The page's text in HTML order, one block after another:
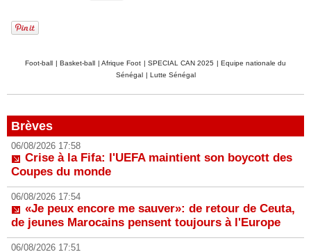
Foot-ball | Basket-ball | Afrique Foot | SPECIAL CAN 2025 | Equipe nationale du
Sénégal | Lutte Sénégal
Brèves
06/08/2026 17:58
Crise à la Fifa: l'UEFA maintient son boycott des
Coupes du monde
06/08/2026 17:54
«Je peux encore me sauver»: de retour de Ceuta,
de jeunes Marocains pensent toujours à l'Europe
06/08/2026 17:51